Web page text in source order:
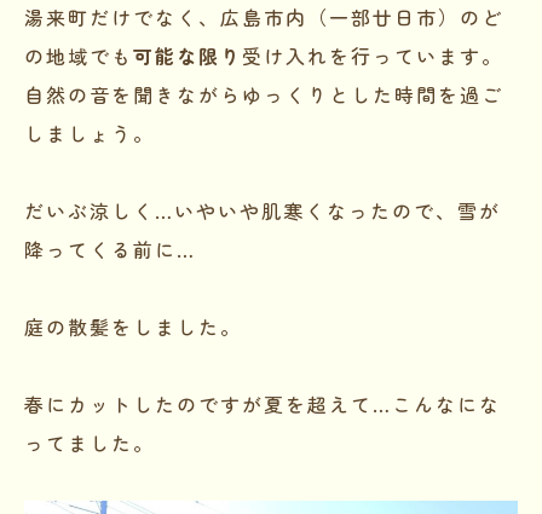
湯来町だけでなく、広島市内（一部廿日市）のど
の地域でも 可能な限り 受け入れを行っています。
自然の音を聞きながらゆっくりとした時間を過ご
しましょう。
だいぶ涼しく…いやいや肌寒くなったので、雪が
降ってくる前に…
庭の散髪をしました。
春にカットしたのですが夏を超えて…こんなにな
ってました。